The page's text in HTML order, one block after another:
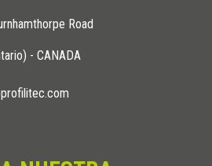
Road
- CANADA